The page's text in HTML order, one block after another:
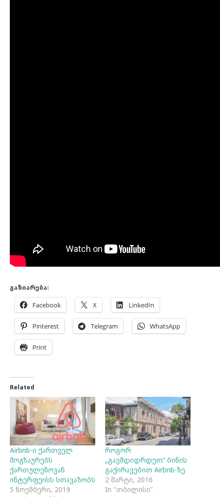
გაზიარება:
Facebook X LinkedIn
Pinterest Telegram WhatsApp
Print
Related
Airbnb-ი ქართველ
მოგზაურებს
ქართულენოვან
ინტერფეისს სთავაზობს
5 ნოემბერი, 2019
როგორ
„გავმდიდრდეთ“ ბინის
გაქირავებით Airbnb-ზე
2 მარტი, 2016
In "თბილისი"